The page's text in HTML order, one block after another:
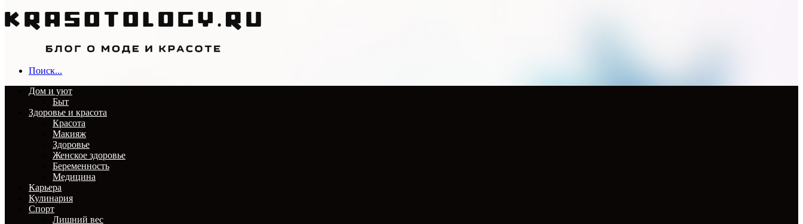
Поиск...
Дом и уют
Быт
Здоровье и красота
Красота
Макияж
Здоровье
Женское здоровье
Беременность
Медицина
Карьера
Кулинария
Спорт
Лишний вес